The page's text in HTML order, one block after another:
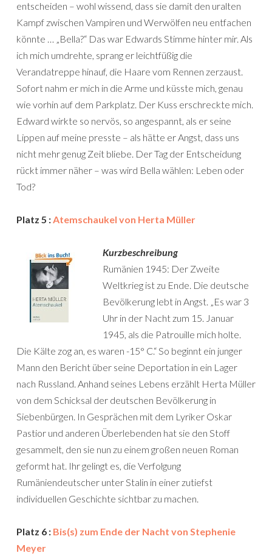
entscheiden – wohl wissend, dass sie damit den uralten
Kampf zwischen Vampiren und Werwölfen neu entfachen
könnte … „Bella?“ Das war Edwards Stimme hinter mir. Als
ich mich umdrehte, sprang er leichtfüßig die
Verandatreppe hinauf, die Haare vom Rennen zerzaust.
Sofort nahm er mich in die Arme und küsste mich, genau
wie vorhin auf dem Parkplatz. Der Kuss erschreckte mich.
Edward wirkte so nervös, so angespannt, als er seine
Lippen auf meine presste – als hätte er Angst, dass uns
nicht mehr genug Zeit bliebe. Der Tag der Entscheidung
rückt immer näher – was wird Bella wählen: Leben oder
Tod?
Platz 5 :Atemschaukel von Herta Müller
Kurzbeschreibung
Rumänien 1945: Der Zweite
Weltkrieg ist zu Ende. Die deutsche
Bevölkerung lebt in Angst. „Es war 3
Uhr in der Nacht zum 15. Januar
1945, als die Patrouille mich holte.
Die Kälte zog an, es waren -15° C.“ So beginnt ein junger
Mann den Bericht über seine Deportation in ein Lager
nach Russland. Anhand seines Lebens erzählt Herta Müller
von dem Schicksal der deutschen Bevölkerung in
Siebenbürgen. In Gesprächen mit dem Lyriker Oskar
Pastior und anderen Überlebenden hat sie den Stoff
gesammelt, den sie nun zu einem großen neuen Roman
geformt hat. Ihr gelingt es, die Verfolgung
Rumäniendeutscher unter Stalin in einer zutiefst
individuellen Geschichte sichtbar zu machen.
Platz 6 : Bis(s) zum Ende der Nacht von Stephenie
Meyer